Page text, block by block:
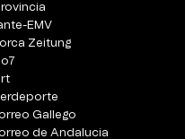
EMV
Zeitung
Gallego
de Andalucia